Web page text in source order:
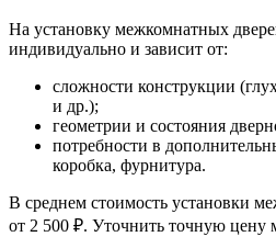
На установку межкомнатных
индивидуально и зависит от:
сложности конструкции
и др.);
геометрии и состояния
потребности в
коробка, фурнитура.
В среднем стоимость установки
от 2 500 ₽. Уточнить точную цену